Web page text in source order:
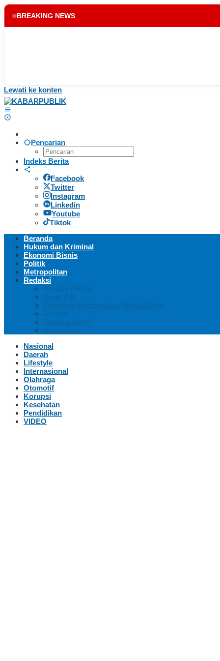
BREAKING NEWS
Lewati ke konten
Pencarian
Indeks Berita
Facebook
Twitter
Instagram
Linkedin
Youtube
Tiktok
Beranda
Hukum dan Kriminal
Ekonomi Bisnis
Politik
Metropolitan
Redaksi
Privacy Policy
Kode Etik
Pedoman Pemberitaan Media Siber
Kontak
Tentang Kami
Disclaimer
Nasional
Daerah
Lifestyle
Internasional
Olahraga
Otomotif
Korupsi
Kesehatan
Pendidikan
VIDEO